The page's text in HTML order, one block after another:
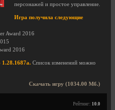
персонажей и простое управление.
Игра получила следующие
Award 2016
2016
1.28.1687a. Список изменений можно
Скачать игру (1034.00 Мб.)
Рейтинг: 10.0